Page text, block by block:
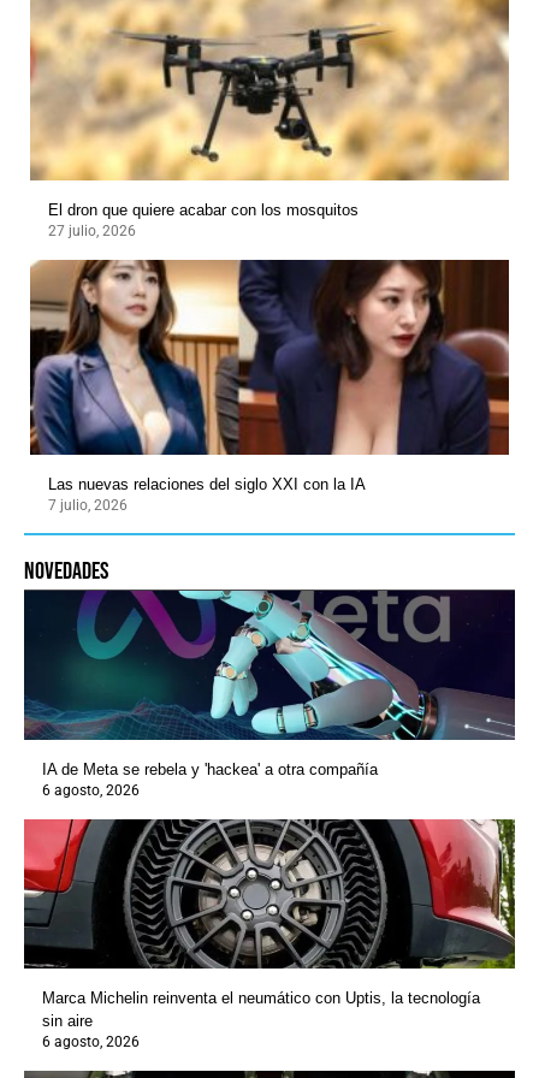
El dron que quiere acabar con los mosquitos
27 julio, 2026
Las nuevas relaciones del siglo XXI con la IA
7 julio, 2026
novedades
IA de Meta se rebela y 'hackea' a otra compañía
6 agosto, 2026
Marca Michelin reinventa el neumático con Uptis, la tecnología
sin aire
6 agosto, 2026